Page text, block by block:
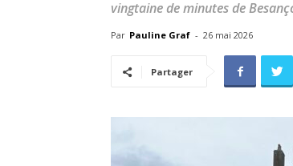
vingtaine de minutes de
Par Pauline Graf - 26 mai 2026
Partager